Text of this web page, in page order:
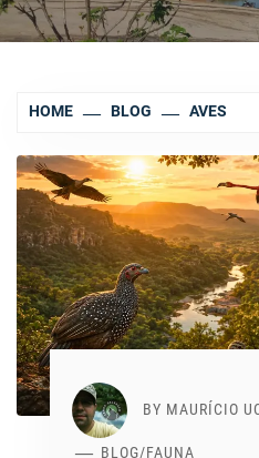
HOME BLOG AVES
BY MAURÍCIO
BLOG/FAUNA